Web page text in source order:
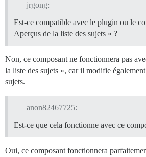
jrgong:
Est-ce compatible avec le plugin ou le
Aperçus de la liste des sujets » ?
Non, ce composant ne fonctionnera pas
la liste des sujets », car il modifie
sujets.
anon82467725:
Est-ce que cela fonctionne avec ce
Oui, ce composant fonctionnera